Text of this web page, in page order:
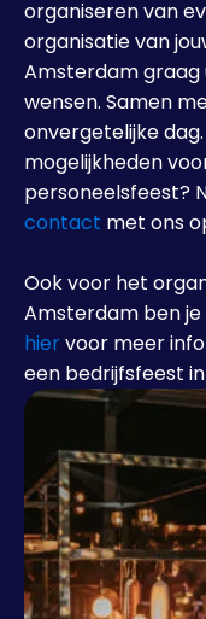
organiseren van
organisatie van
Amsterdam graag
wensen. Samen
onvergetelijke
mogelijkheden
personeelsfeest?
contact met ons
Ook voor het
Amsterdam ben je
hiervoor meer
een bedrijfsfeest